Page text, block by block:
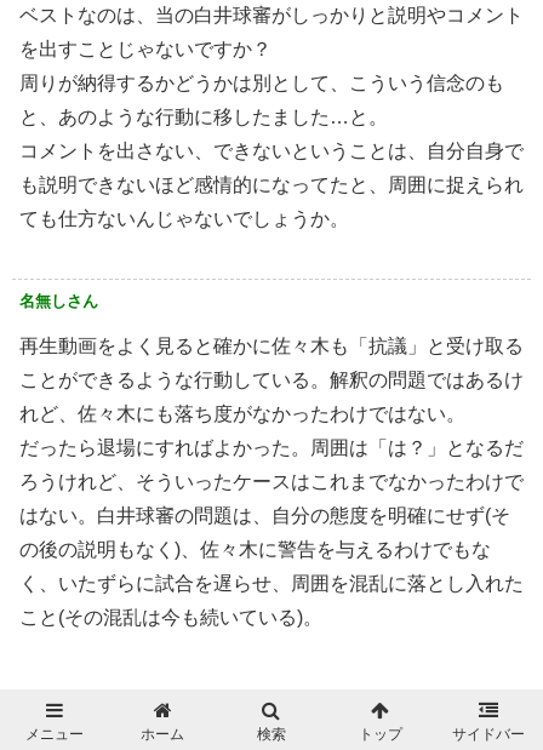
ベストなのは、当の白井球審がしっかりと説明やコメント
を出すことじゃないですか？
周りが納得するかどうかは別として、こういう信念のも
と、あのような行動に移したました…と。
コメントを出さない、できないということは、自分自身で
も説明できないほど感情的になってたと、周囲に捉えられ
ても仕方ないんじゃないでしょうか。
名無しさん
再生動画をよく見ると確かに佐々木も「抗議」と受け取る
ことができるような行動している。解釈の問題ではあるけ
れど、佐々木にも落ち度がなかったわけではない。
だったら退場にすればよかった。周囲は「は？」となるだ
ろうけれど、そういったケースはこれまでなかったわけで
はない。白井球審の問題は、自分の態度を明確にせず(そ
の後の説明もなく)、佐々木に警告を与えるわけでもな
く、いたずらに試合を遅らせ、周囲を混乱に落とし入れた
こと(その混乱は今も続いている)。
メニュー ホーム 検索 トップ サイドバー